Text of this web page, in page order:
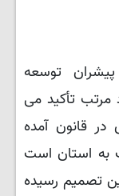
توسعه
مرتب تأکید می
قانون آمده
به استان است
تصمیم رسیده